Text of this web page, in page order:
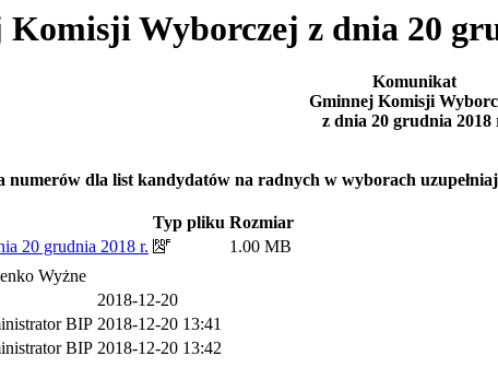
Wyborczej z dnia 20
Komunikat
Gminnej Komisji
z dnia 20 grudnia 2018
numerów dla list kandydatów na radnych w wyborach
Typ pliku Rozmiar
20 grudnia 2018 r.
1.00 MB
Wyżne
2018-12-20
BIP 2018-12-20 13:41
BIP 2018-12-20 13:42